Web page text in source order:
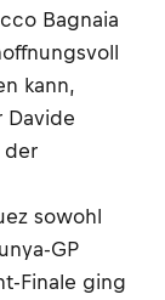
Bagnaia
kann,
Davide
der
sowohl
GP
Finale ging